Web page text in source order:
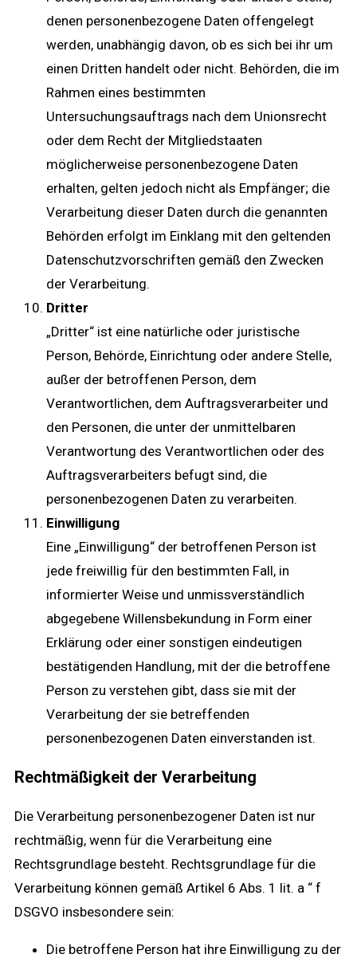
denen personenbezogene Daten offengelegt
werden, unabhängig davon, ob es sich bei ihr um
einen Dritten handelt oder nicht. Behörden, die im
Rahmen eines bestimmten
Untersuchungsauftrags nach dem Unionsrecht
oder dem Recht der Mitgliedstaaten
möglicherweise personenbezogene Daten
erhalten, gelten jedoch nicht als Empfänger; die
Verarbeitung dieser Daten durch die genannten
Behörden erfolgt im Einklang mit den geltenden
Datenschutzvorschriften gemäß den Zwecken
der Verarbeitung.
Dritter
„Dritter“ ist eine natürliche oder juristische
Person, Behörde, Einrichtung oder andere Stelle,
außer der betroffenen Person, dem
Verantwortlichen, dem Auftragsverarbeiter und
den Personen, die unter der unmittelbaren
Verantwortung des Verantwortlichen oder des
Auftragsverarbeiters befugt sind, die
personenbezogenen Daten zu verarbeiten.
Einwilligung
Eine „Einwilligung“ der betroffenen Person ist
jede freiwillig für den bestimmten Fall, in
informierter Weise und unmissverständlich
abgegebene Willensbekundung in Form einer
Erklärung oder einer sonstigen eindeutigen
bestätigenden Handlung, mit der die betroffene
Person zu verstehen gibt, dass sie mit der
Verarbeitung der sie betreffenden
personenbezogenen Daten einverstanden ist.
Rechtmäßigkeit der Verarbeitung
Die Verarbeitung personenbezogener Daten ist nur
rechtmäßig, wenn für die Verarbeitung eine
Rechtsgrundlage besteht. Rechtsgrundlage für die
Verarbeitung können gemäß Artikel 6 Abs. 1 lit. a “ f
DSGVO insbesondere sein:
Die betroffene Person hat ihre Einwilligung zu der